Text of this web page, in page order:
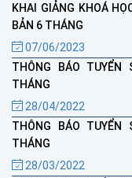
KHAI GIẢNG KHOÁ
BẢN 6 THÁNG
07/06/2023
THÔNG BÁO
THÁNG
28/04/2022
THÔNG BÁO
THÁNG
28/03/2022